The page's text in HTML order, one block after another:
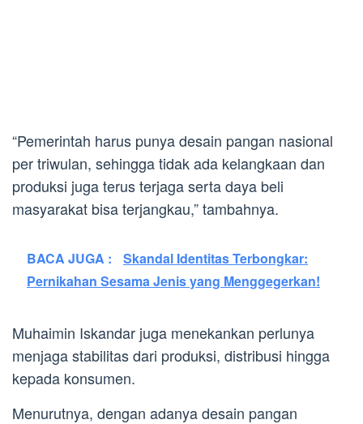
“Pemerintah harus punya desain pangan nasional
per triwulan, sehingga tidak ada kelangkaan dan
produksi juga terus terjaga serta daya beli
masyarakat bisa terjangkau,” tambahnya.
BACA JUGA :
Skandal Identitas Terbongkar:
Pernikahan Sesama Jenis yang Menggegerkan!
Muhaimin Iskandar juga menekankan perlunya
menjaga stabilitas dari produksi, distribusi hingga
kepada konsumen.
Menurutnya, dengan adanya desain pangan